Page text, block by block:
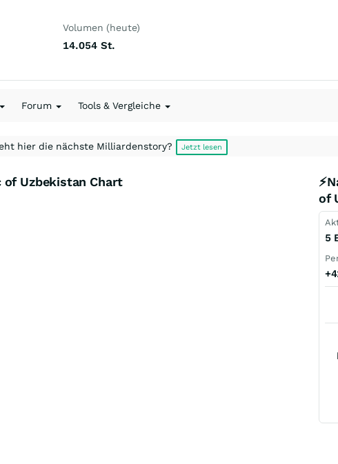
Volumen (heute)
14.054St.
Forum Tools & Vergleiche
hier die nächste Milliardenstory? Jetzt lesen
Uzbekistan Chart
of
5